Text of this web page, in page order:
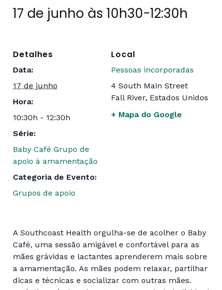
17 de junho às 10h30-12:30h
Detalhes
Data:
17 de junho
Hora:
10:30h - 12:30h
Série:
Baby Café Grupo de
apoio à amamentação
Categoria de Evento:
Grupos de apoio
Local
Pessoas incorporadas
4 South Main Street
Fall River, Estados Unidos
+ Mapa do Google
A Southcoast Health orgulha-se de acolher o Baby
Café, uma sessão amigável e confortável para as
mães grávidas e lactantes aprenderem mais sobre
a amamentação. As mães podem relaxar, partilhar
dicas e técnicas e socializar com outras mães.